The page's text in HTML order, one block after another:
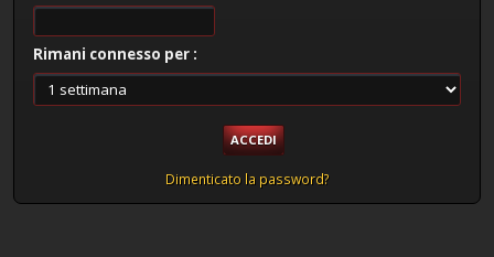
Rimani connesso per :
Dimenticato la password?